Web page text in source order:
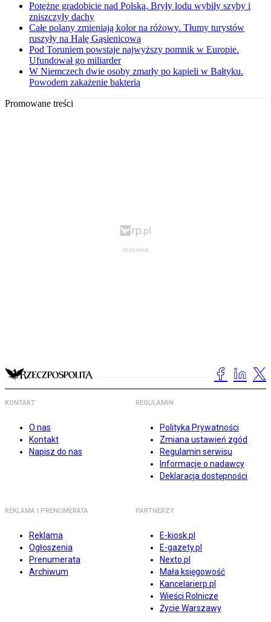
Potężne gradobicie nad Polską. Bryły lodu wybiły szyby i
zniszczyły dachy
Całe polany zmieniają kolor na różowy. Tłumy turystów
ruszyły na Halę Gąsienicową
Pod Toruniem powstaje najwyższy pomnik w Europie.
Ufundował go miliarder
W Niemczech dwie osoby zmarły po kąpieli w Bałtyku.
Powodem zakażenie bakterią
Promowane treści
KONTAKT
O nas
Kontakt
Napisz do nas
REGULAMIN
Polityka Prywatności
Zmiana ustawień zgód
Regulamin serwisu
Informacje o nadawcy
Deklaracja dostępności
REKLAMA I PRENUMERATA
Reklama
Ogłoszenia
Prenumerata
Archiwum
PARTNERZY
E-kiosk.pl
E-gazety.pl
Nexto.pl
Mała księgowość
Kancelarierp.pl
Wieści Rolnicze
Życie Warszawy